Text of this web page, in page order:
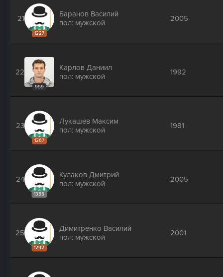
21
1227
Баранов Василий
пол: мужской
2005
22
959
Карлов Даниил
пол: мужской
1992
23
1267
Лукашев Максим
пол: мужской
1981
24
1355
Кулаков Дмитрий
пол: мужской
2005
25
1292
Димитренко Василий
пол: мужской
2001